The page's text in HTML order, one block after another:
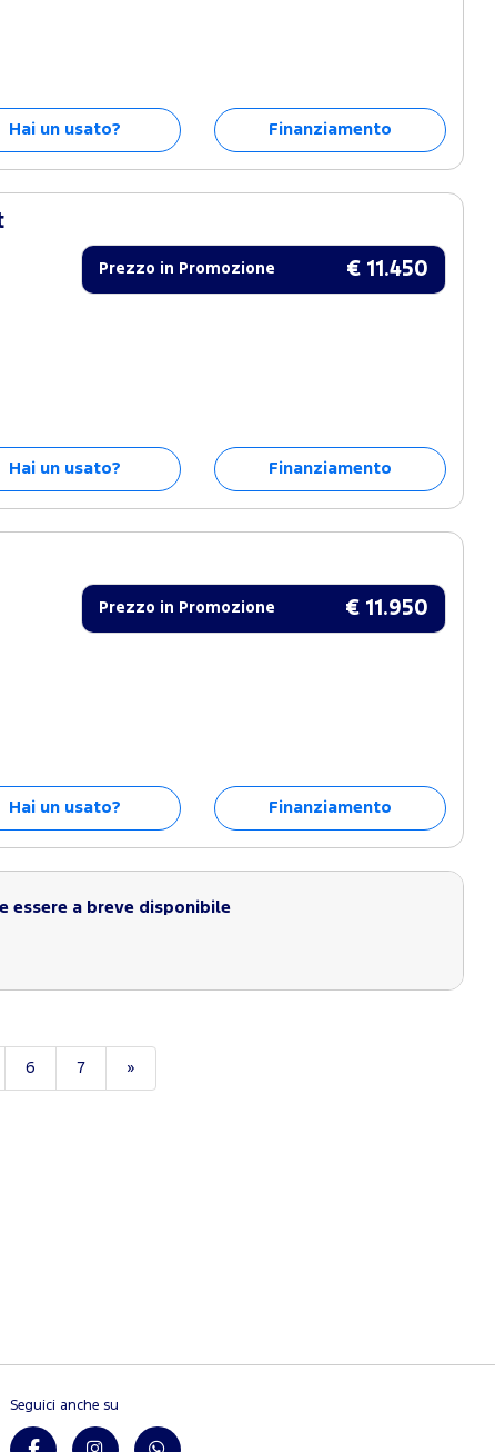
Hai un usato? Finanziamento
Prezzo in Promozione € 11.450
Hai un usato? Finanziamento
Prezzo in Promozione € 11.950
Hai un usato? Finanziamento
essere a breve disponibile
6 7 »
Seguici anche su